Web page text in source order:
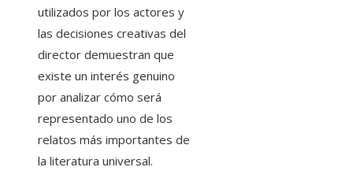
utilizados por los actores y
las decisiones creativas del
director demuestran que
existe un interés genuino
por analizar cómo será
representado uno de los
relatos más importantes de
la literatura universal.